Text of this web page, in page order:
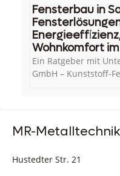
Fensterbau in
Wohnkomfort
Ein Ratgeber mit
GmbH – Kunststoff-
MR-Metalltechnik
Hustedter Str. 21